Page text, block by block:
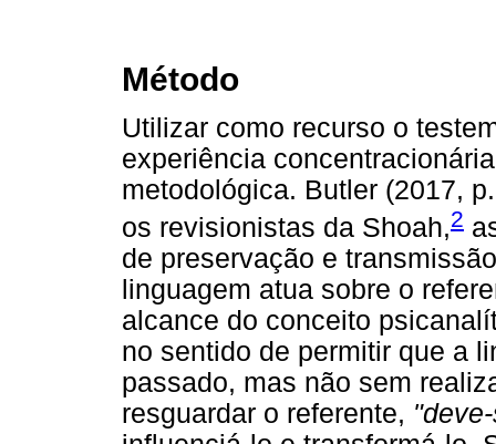
Método
Utilizar como recurso o
experiência
metodológica. Butler (2017,
os revisionistas da Shoah,2
de preservação e
linguagem atua sobre o
alcance do conceito
no sentido de permitir que a
passado, mas não sem
resguardar o referente,